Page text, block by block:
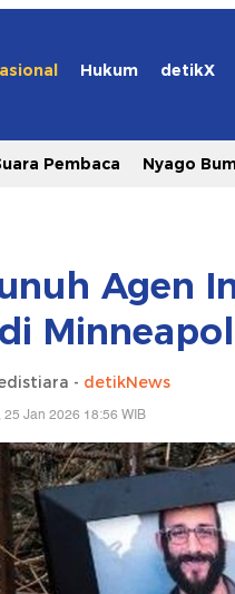
Hukum detikX
Pembaca Nyago
Agen
- detikNews
25 Jan 2026 18:56 WIB